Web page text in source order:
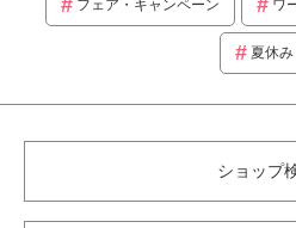
フェア・キャンペーン ワ
夏休み
ショップ